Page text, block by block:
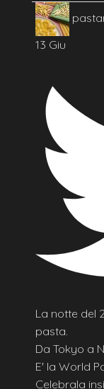
13 Giu
La notte del
pasta.
Da Tokyo a
E' la World
Celebrala